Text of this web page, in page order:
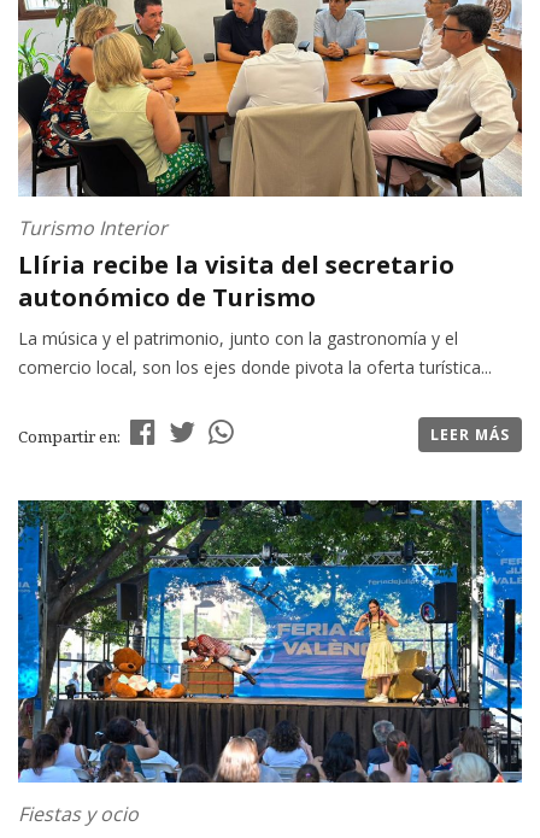
Turismo Interior
Llíria recibe la visita del secretario
autonómico de Turismo
La música y el patrimonio, junto con la gastronomía y el
comercio local, son los ejes donde pivota la oferta turística...
Compartir en: LEER MÁS
Fiestas y ocio